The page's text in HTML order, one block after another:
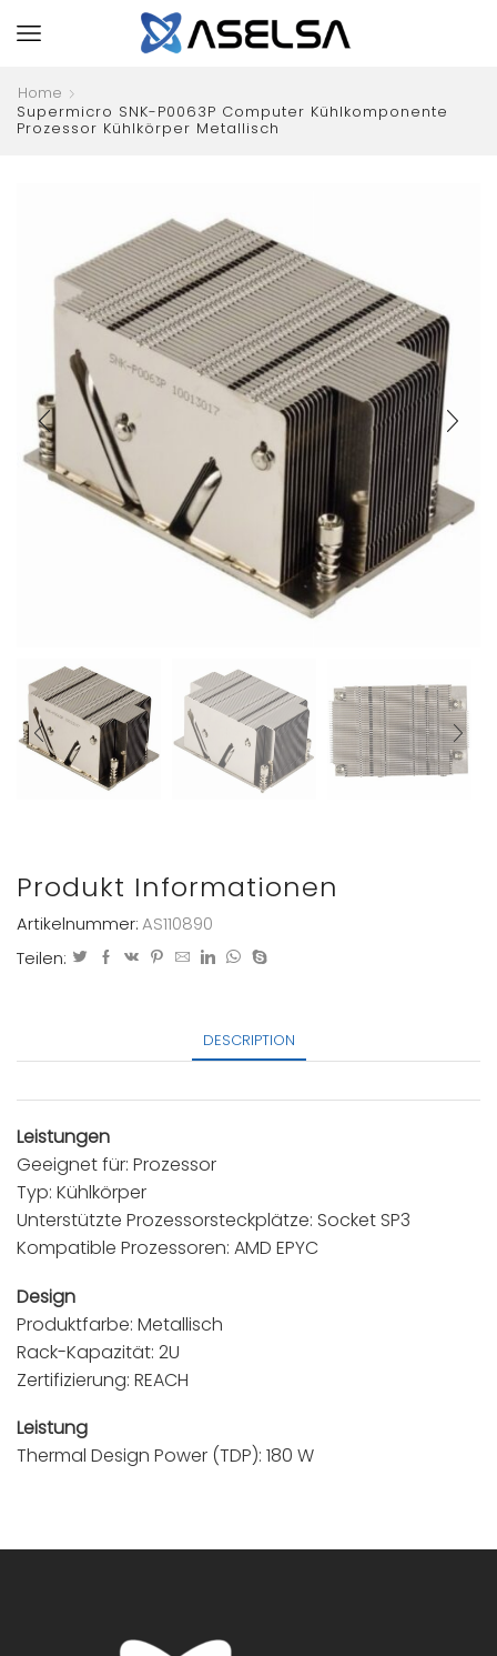
Home
Supermicro SNK-P0063P Computer Kühlkomponente
Prozessor Kühlkörper Metallisch
Produkt Informationen
Artikelnummer:AS110890
Teilen:
DESCRIPTION
Leistungen
Geeignet für: Prozessor
Typ: Kühlkörper
Unterstützte Prozessorsteckplätze: Socket SP3
Kompatible Prozessoren: AMD EPYC
Design
Produktfarbe: Metallisch
Rack-Kapazität: 2U
Zertifizierung: REACH
Leistung
Thermal Design Power (TDP): 180 W